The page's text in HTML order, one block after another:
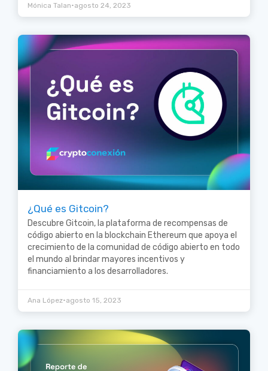
Mónica Talan•agosto 24, 2023
¿Qué es Gitcoin?
Descubre Gitcoin, la plataforma de recompensas de
código abierto en la blockchain Ethereum que apoya el
crecimiento de la comunidad de código abierto en todo
el mundo al brindar mayores incentivos y
financiamiento a los desarrolladores.
Ana López•agosto 15, 2023